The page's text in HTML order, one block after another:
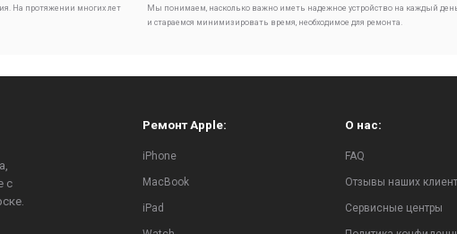
На протяжении многих лет
Мы понимаем, насколько важно иметь надежное устройство на каждый
и стараемся минимизировать время, необходимое для ремонта.
с
Ремонт Apple:
iPhone
MacBook
iPad
О нас:
FAQ
Отзывы наших
Сервисные центры